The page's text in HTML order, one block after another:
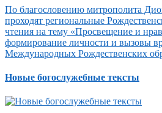
По благословению митрополита
проходят региональные
чтения на тему «Просвещение и
формирование личности и вызовы
Международных Рождественских
Новые богослужебные тексты